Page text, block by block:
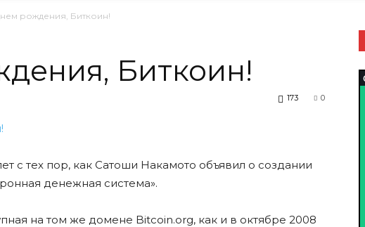
​​рождения, Биткоин!
Биткоин!
0
173
с тех пор, как Сатоши Накамото объявил о создании
денежная система».
на том же домене Bitcoin.org, как и в октябре 2008